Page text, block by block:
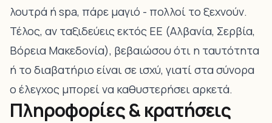
λουτρά ή spa, πάρε μαγιό - πολλοί το ξεχνούν.
Τέλος, αν ταξιδεύεις εκτός ΕΕ (Αλβανία, Σερβία,
Βόρεια Μακεδονία), βεβαιώσου ότι η ταυτότητα
ή το διαβατήριο είναι σε ισχύ, γιατί στα σύνορα
ο έλεγχος μπορεί να καθυστερήσει αρκετά.
Πληροφορίες & κρατήσεις